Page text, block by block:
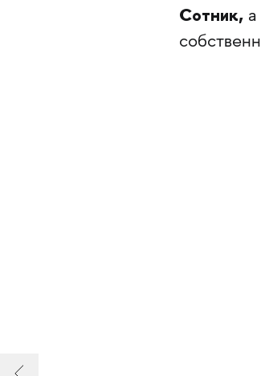
Сотник,а